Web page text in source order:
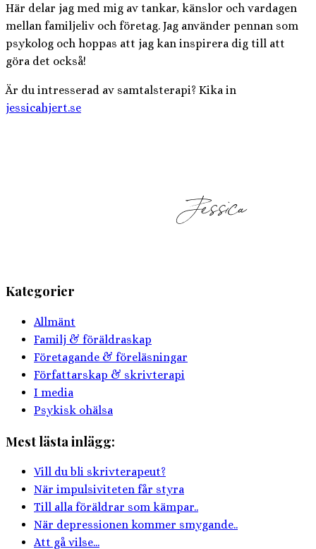
Här delar jag med mig av tankar, känslor och vardagen
mellan familjeliv och företag. Jag använder pennan som
psykolog och hoppas att jag kan inspirera dig till att
göra det också!
Är du intresserad av samtalsterapi? Kika in
jessicahjert.se
Kategorier
Allmänt
Familj & föräldraskap
Företagande & föreläsningar
Författarskap & skrivterapi
I media
Psykisk ohälsa
Mest lästa inlägg:
Vill du bli skrivterapeut?
När impulsiviteten får styra
Till alla föräldrar som kämpar..
När depressionen kommer smygande..
Att gå vilse...